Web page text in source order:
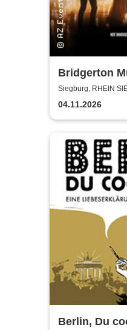
Bridgerton
Siegburg, RHEIN
04.11.2026
Berlin, Du